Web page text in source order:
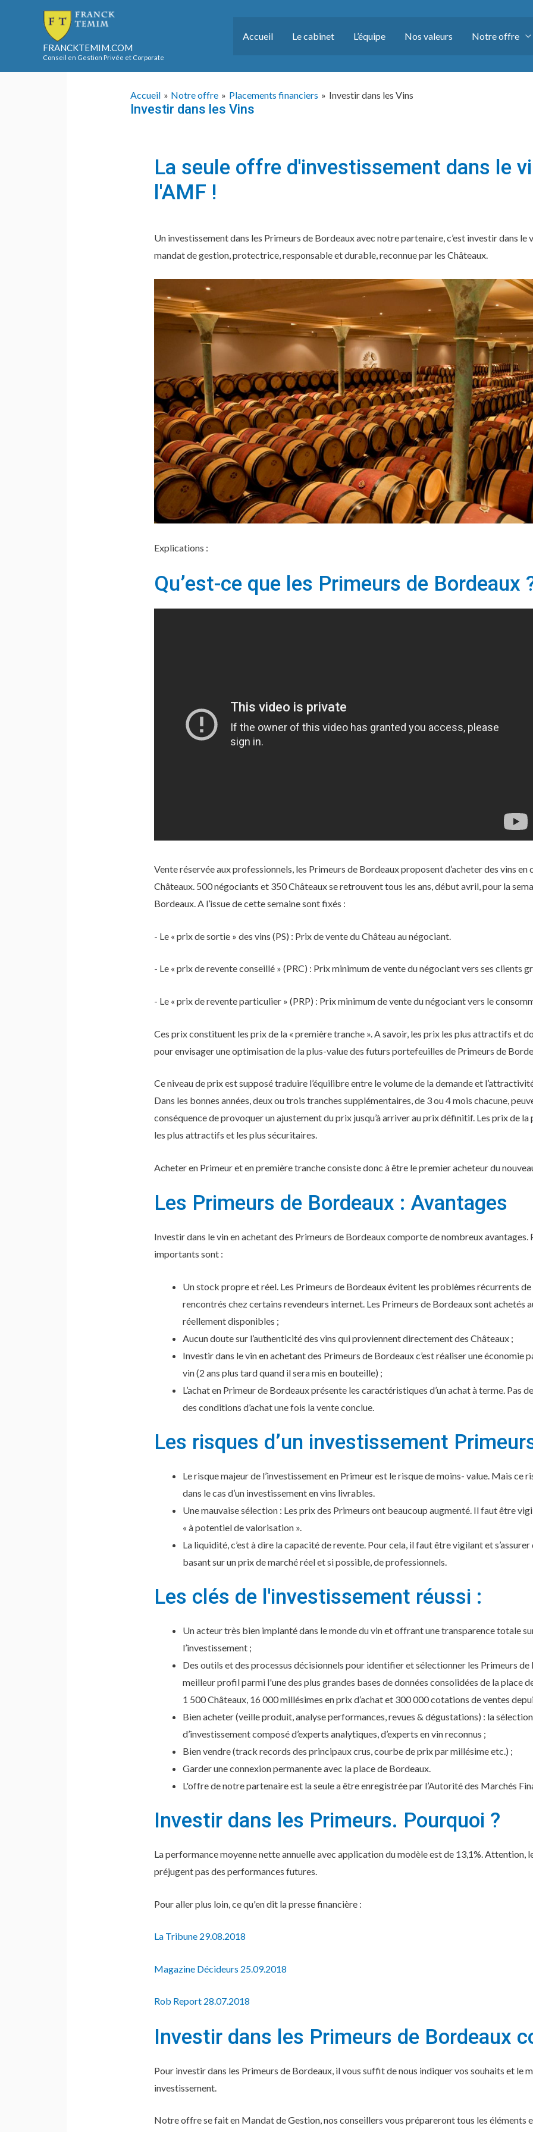
FRANCKTEMIM.COM
Conseil en Gestion Privée et Corporate
Accueil Le cabinet L’équipe Nos valeurs Notre offre
Accueil Notre offre Placements financiers Investir dans les Vins
Investir dans les Vins
La seule offre d'investissement dans le
l'AMF !
Un investissement dans les Primeurs de Bordeaux avec notre partenaire, c’est investir dans le
mandat de gestion, protectrice, responsable et durable, reconnue par les Châteaux.
Explications :
Qu’est-ce que les Primeurs de Bordeaux
Vente réservée aux professionnels, les Primeurs de Bordeaux proposent d’acheter des vins en
Châteaux. 500 négociants et 350 Châteaux se retrouvent tous les ans, début avril, pour la
Bordeaux. A l’issue de cette semaine sont fixés :
- Le « prix de sortie » des vins (PS) : Prix de vente du Château au négociant.
- Le « prix de revente conseillé » (PRC) : Prix minimum de vente du négociant vers ses clients
- Le « prix de revente particulier » (PRP) : Prix minimum de vente du négociant vers le
Ces prix constituent les prix de la « première tranche ». A savoir, les prix les plus attractifs et
pour envisager une optimisation de la plus-value des futurs portefeuilles de Primeurs de
Ce niveau de prix est supposé traduire l’équilibre entre le volume de la demande et
Dans les bonnes années, deux ou trois tranches supplémentaires, de 3 ou 4 mois chacune,
conséquence de provoquer un ajustement du prix jusqu’à arriver au prix définitif. Les prix de
les plus attractifs et les plus sécuritaires.
Acheter en Primeur et en première tranche consiste donc à être le premier acheteur du
Les Primeurs de Bordeaux : Avantages
Investir dans le vin en achetant des Primeurs de Bordeaux comporte de nombreux avantages.
importants sont :
Un stock propre et réel. Les Primeurs de Bordeaux évitent les problèmes récurrents
rencontrés chez certains revendeurs internet. Les Primeurs de Bordeaux sont achetés
réellement disponibles ;
Aucun doute sur l’authenticité des vins qui proviennent directement des Châteaux ;
Investir dans le vin en achetant des Primeurs de Bordeaux c’est réaliser une économie
vin (2 ans plus tard quand il sera mis en bouteille) ;
L’achat en Primeur de Bordeaux présente les caractéristiques d’un achat à terme. Pas
des conditions d’achat une fois la vente conclue.
Les risques d’un investissement
Le risque majeur de l’investissement en Primeur est le risque de moins- value. Mais ce
dans le cas d’un investissement en vins livrables.
Une mauvaise sélection : Les prix des Primeurs ont beaucoup augmenté. Il faut être
« à potentiel de valorisation ».
La liquidité, c’est à dire la capacité de revente. Pour cela, il faut être vigilant et
basant sur un prix de marché réel et si possible, de professionnels.
Les clés de l'investissement réussi :
Un acteur très bien implanté dans le monde du vin et offrant une transparence totale
l’investissement ;
Des outils et des processus décisionnels pour identifier et sélectionner les Primeurs
meilleur profil parmi l'une des plus grandes bases de données consolidées de la place
1 500 Châteaux, 16 000 millésimes en prix d’achat et 300 000 cotations de ventes
Bien acheter (veille produit, analyse performances, revues & dégustations) : la
d’investissement composé d’experts analytiques, d’experts en vin reconnus ;
Bien vendre (track records des principaux crus, courbe de prix par millésime etc.) ;
Garder une connexion permanente avec la place de Bordeaux.
L'offre de notre partenaire est la seule a être enregistrée par l’Autorité des Marchés
Investir dans les Primeurs. Pourquoi ?
La performance moyenne nette annuelle avec application du modèle est de 13,1%. Attention,
préjugent pas des performances futures.
Pour aller plus loin, ce qu'en dit la presse financière :
La Tribune 29.08.2018
Magazine Décideurs 25.09.2018
Rob Report 28.07.2018
Investir dans les Primeurs de Bordeaux
Pour investir dans les Primeurs de Bordeaux, il vous suffit de nous indiquer vos souhaits et le
investissement.
Notre offre se fait en Mandat de Gestion, nos conseillers vous prépareront tous les éléments